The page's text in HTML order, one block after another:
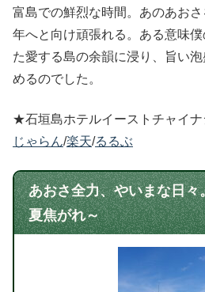
富島での鮮烈な時間。あのあお
年へと向け頑張れる。ある意味
た愛する島の余韻に浸り、旨い
めるのでした。
★石垣島ホテルイーストチャイ
じゃらん/楽天/るるぶ
あおさ全力、やいまな日々
夏焦がれ～